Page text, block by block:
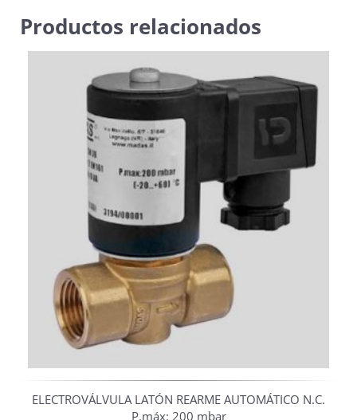
Productos relacionados
ELECTROVÁLVULA LATÓN REARME AUTOMÁTICO N.C.
P.máx: 200 mbar